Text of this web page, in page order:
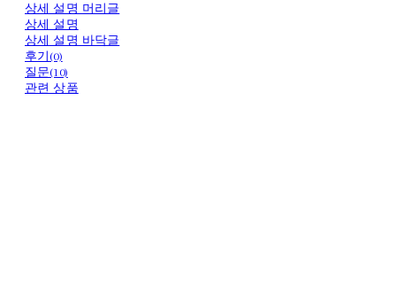
상세 설명 머리글
상세 설명
상세 설명 바닥글
후기(0)
질문(10)
관련 상품